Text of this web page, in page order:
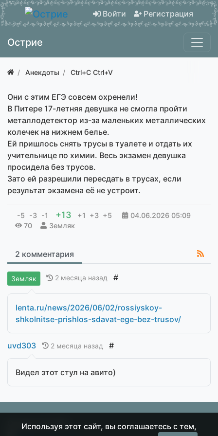
Войти Регистрация
Острие
Анекдоты Ctrl+C Ctrl+V
Они с этим ЕГЭ совсем охренели!
В Питере 17-летняя девушка не смогла пройти
металлодетектор из-за маленьких металлических
колечек на нижнем белье.
Ей пришлось снять трусы в туалете и отдать их
учительнице по химии. Весь экзамен девушка
просидела без трусов.
Зато ей разрешили пересдать в трусах, если
результат экзамена её не устроит.
-5 -3 -1 +13 +1 +3 +5 04.06.2026 05:09
70
Земляк
2 комментария
Земляк 2 месяца назад #
lenta.ru/news/2026/06/02/rossiyskoy-
shkolnitse-prishlos-sdavat-ege-bez-trusov/
uvd303 2 месяца назад #
Видел этот стул на авито)
Острие © 2026
Используя этот сайт, вы соглашаетесь с тем,